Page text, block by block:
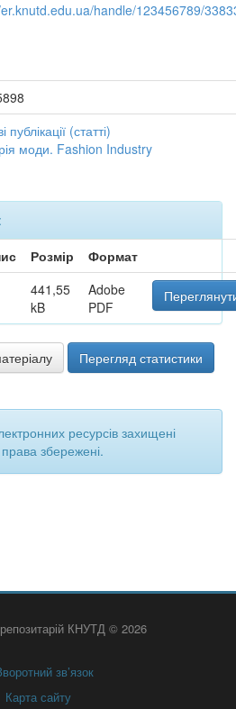
handle/123456789/
публікації (статті)
моди. Fashion Industry
Розмір
Формат
441,55
kB
Adobe
PDF
Перегляд статистики
ресурсів захищені
збережені.
репозитарій КНУТД © 2026
зв’язок
Карта сайту